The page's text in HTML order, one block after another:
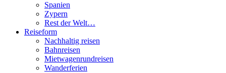
Spanien
Zypern
Rest der Welt…
Reiseform
Nachhaltig reisen
Bahnreisen
Mietwagenrundreisen
Wanderferien